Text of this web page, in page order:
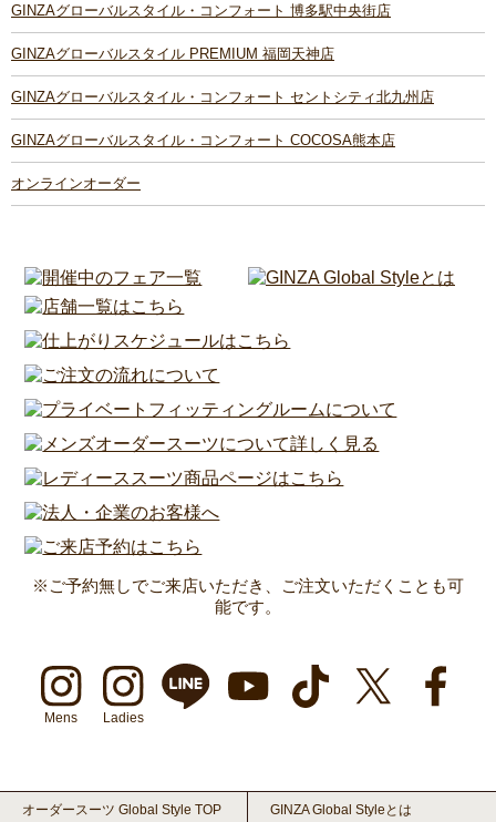
GINZAグローバルスタイル・コンフォート 博多駅中央街店
GINZAグローバルスタイル PREMIUM 福岡天神店
GINZAグローバルスタイル・コンフォート セントシティ北九州店
GINZAグローバルスタイル・コンフォート COCOSA熊本店
オンラインオーダー
※ご予約無しでご来店いただき、ご注文いただくことも可
能です。
Mens Ladies
オーダースーツ Global Style TOP GINZA Global Styleとは